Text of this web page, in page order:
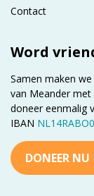
Contact
Word
Samen maken
van Meander
doneer eenmalig
IBAN
DONEER NU